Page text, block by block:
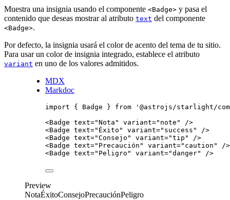
Muestra una insignia usando el componente <Badge> y pasa el
contenido que deseas mostrar al atributo text del componente
<Badge>.
Por defecto, la insignia usará el color de acento del tema de tu sitio.
Para usar un color de insignia integrado, establece el atributo
variant en uno de los valores admitidos.
MDX
Markdoc
import { Badge } from ' @astrojs/starlight/
<Badge text="Nota " variant=" note "
/>
<Badge text=" Éxito " variant=" success "
/>
<Badge text="Consejo " variant="tip "
/>
<Badge text=" Precaución " variant=" caution "
/>
<Badge text=" Peligro " variant="danger" />
Preview
NotaÉxitoConsejoPrecauciónPeligro